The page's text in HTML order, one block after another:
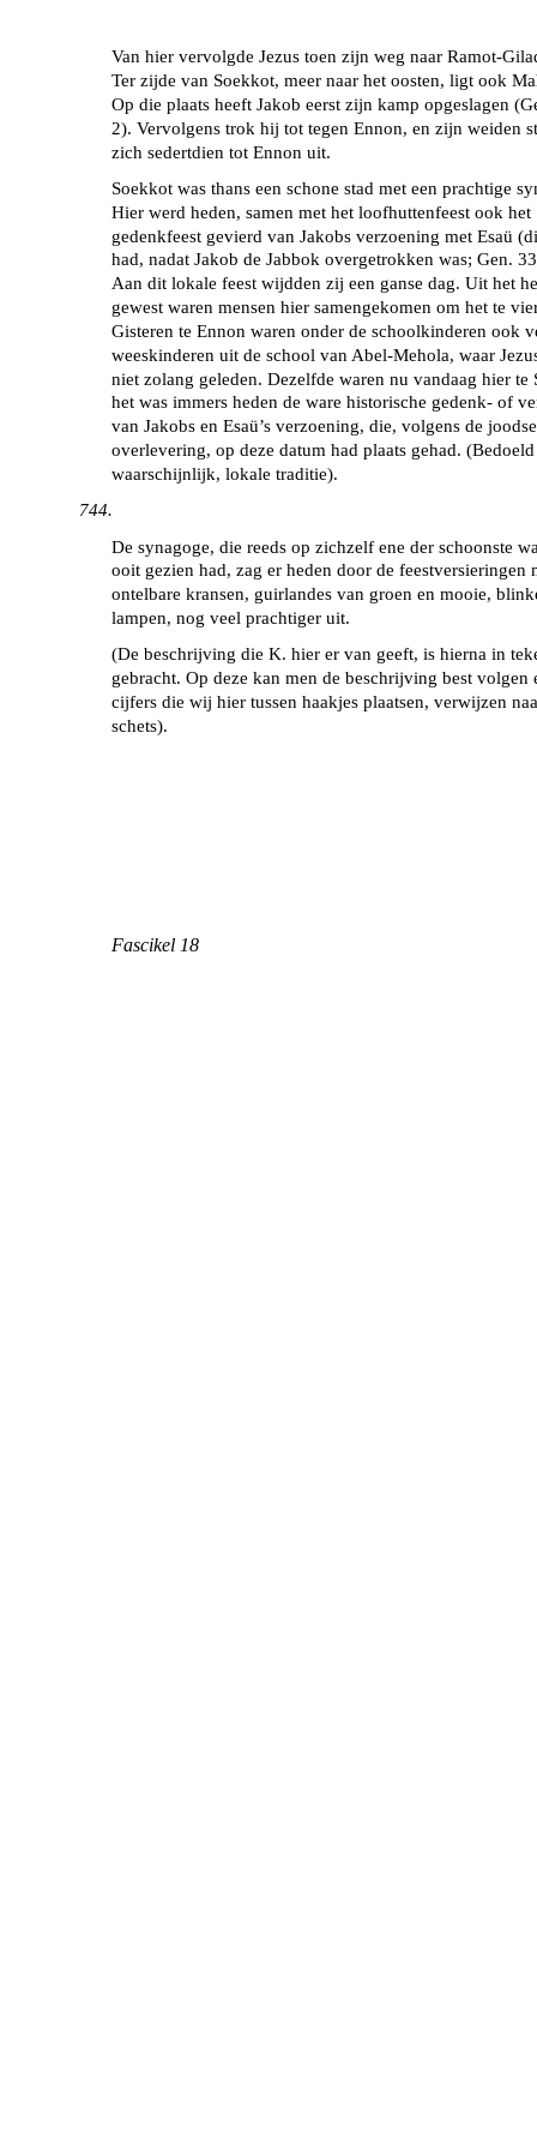
Van hier vervolgde Jezus toen zijn weg naar Ramot-
Ter zijde van Soekkot, meer naar het oosten, ligt ook
Op die plaats heeft Jakob eerst zijn kamp opgeslagen
2). Vervolgens trok hij tot tegen Ennon, en zijn weiden
zich sedertdien tot Ennon uit.
Soekkot was thans een schone stad met een prachtige
Hier werd heden, samen met het loofhuttenfeest ook het
gedenkfeest gevierd van Jakobs verzoening met Esaü
had, nadat Jakob de Jabbok overgetrokken was; Gen.
Aan dit lokale feest wijdden zij een ganse dag. Uit het
gewest waren mensen hier samengekomen om het te
Gisteren te Ennon waren onder de schoolkinderen ook
weeskinderen uit de school van Abel-Mehola, waar
niet zolang geleden. Dezelfde waren nu vandaag hier te
het was immers heden de ware historische gedenk- of
van Jakobs en Esaü’s verzoening, die, volgens de joodse
overlevering, op deze datum had plaats gehad.
waarschijnlijk, lokale traditie).
744.
De synagoge, die reeds op zichzelf ene der schoonste
ooit gezien had, zag er heden door de feestversieringen
ontelbare kransen, guirlandes van groen en mooie,
lampen, nog veel prachtiger uit.
(De beschrijving die K. hier er van geeft, is hierna in
gebracht. Op deze kan men de beschrijving best volgen
cijfers die wij hier tussen haakjes plaatsen, verwijzen
schets).
Fascikel 18